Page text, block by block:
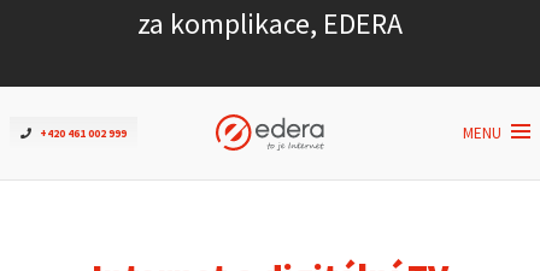
za komplikace, EDERA
+420 461 002 999 MENU
Podpora